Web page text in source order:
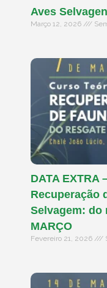
Aves
Março 12, 2026
DATA EXTRA
Recuperação
Selvagem: do
MARÇO
Fevereiro 21, 2026